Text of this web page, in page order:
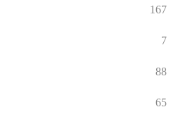
167
7
88
65